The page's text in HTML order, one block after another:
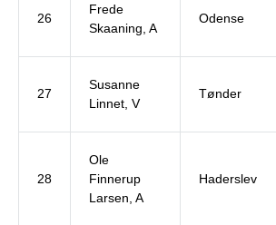
26
Frede
Skaaning, A
Odense
27
Susanne
Linnet, V
Tønder
28
Ole
Finnerup
Larsen, A
Haderslev